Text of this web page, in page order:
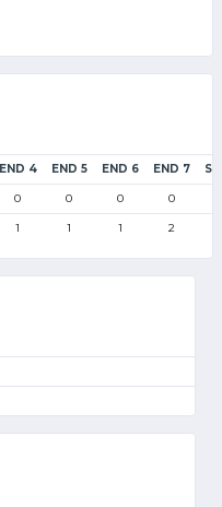
END 4 END 5 END 6 END 7
0 0 0 0
1 1 1 2